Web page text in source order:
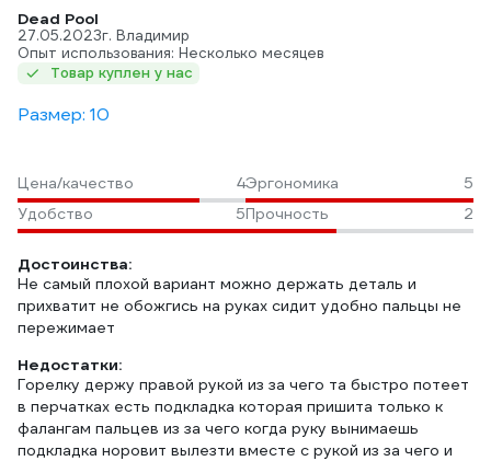
Dead Pool
27.05.2023г. Владимир
Опыт использования: Несколько месяцев
Товар куплен у нас
Размер: 10
Цена/качество 4Эргономика
5
Удобство
5Прочность 2
Достоинства:
Не самый плохой вариант можно держать деталь и
прихватит не обожгись на руках сидит удобно пальцы не
пережимает
Недостатки:
Горелку держу правой рукой из за чего та быстро потеет
в перчатках есть подкладка которая пришита только к
фалангам пальцев из за чего когда руку вынимаешь
подкладка норовит вылезти вместе с рукой из за чего и